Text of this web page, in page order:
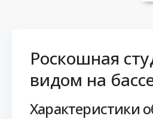
Роскошная
видом на
Характеристики